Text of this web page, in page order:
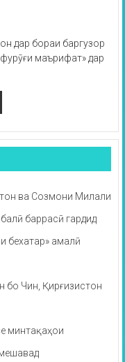
дар бораи баргузор
маърифат» дар
ва Созмони Милали
баррасӣ гардид
бехатар» амалӣ
бо Чин, Қирғизистон
минтақаҳои